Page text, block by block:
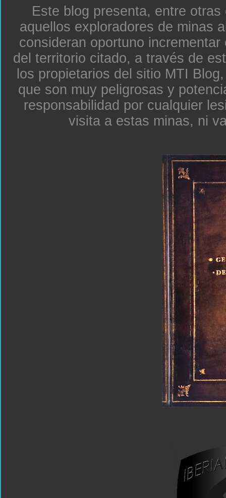
Este blog presenta, entre
aquellos exploradores de minas
consideran oportuno
del territorio citado, a través de
los propietarios del sitio MTI
que son muy peligrosas y
responsabilidad por cualquier
visita a estas minas, ni